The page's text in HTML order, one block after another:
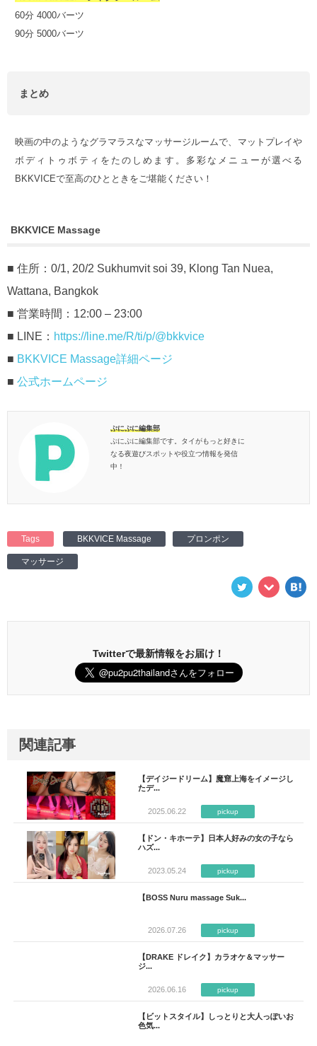
60分 4000バーツ
90分 5000バーツ
まとめ
映画の中のようなグラマラスなマッサージルームで、マットプレイや
ボディトゥボティをたのしめます。多彩なメニューが選べる
BKKVICEで至高のひとときをご堪能ください！
BKKVICE Massage
■ 住所：0/1, 20/2 Sukhumvit soi 39, Klong Tan Nuea,
Wattana, Bangkok
■ 営業時間：12:00 – 23:00
■ LINE： https://line.me/R/ti/p/@bkkvice
■ BKKVICE Massage詳細ページ
■ 公式ホームページ
ぷにぷに編集部
ぷにぷに編集部です。タイがもっと好きに
なる夜遊びスポットや役立つ情報を発信
中！
Tags BKKVICE Massage プロンポン
マッサージ
Twitterで最新情報をお届け！
関連記事
【デイジードリーム】魔窟上海をイメージし
たデ...
2025.06.22 pickup
【ドン・キホーテ】日本人好みの女の子なら
ハズ...
2023.05.24 pickup
【BOSS Nuru massage Suk...
2026.07.26 pickup
【DRAKE ドレイク】カラオケ＆マッサー
ジ...
2026.06.16 pickup
【ビットスタイル】しっとりと大人っぽいお
色気...